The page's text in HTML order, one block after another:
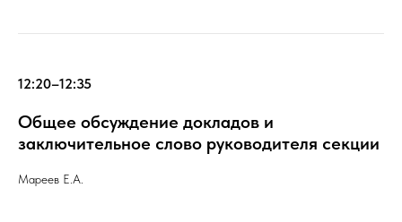
12:20–12:35
Общее обсуждение докладов и
заключительное слово руководителя секции
Мареев Е.А.